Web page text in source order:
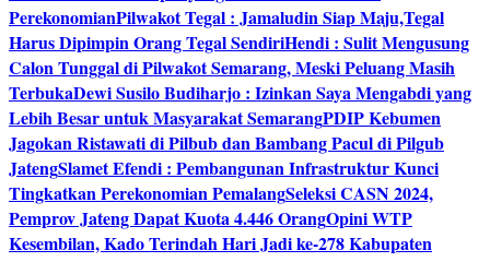
PerekonomianPilwakot Tegal : Jamaludin Siap Maju,Tegal
Harus Dipimpin Orang Tegal SendiriHendi : Sulit Mengusung
Calon Tunggal di Pilwakot Semarang, Meski Peluang Masih
TerbukaDewi Susilo Budiharjo : Izinkan Saya Mengabdi yang
Lebih Besar untuk Masyarakat SemarangPDIP Kebumen
Jagokan Ristawati di Pilbub dan Bambang Pacul di Pilgub
JatengSlamet Efendi : Pembangunan Infrastruktur Kunci
Tingkatkan Perekonomian PemalangSeleksi CASN 2024,
Pemprov Jateng Dapat Kuota 4.446 OrangOpini WTP
Kesembilan, Kado Terindah Hari Jadi ke-278 Kabupaten